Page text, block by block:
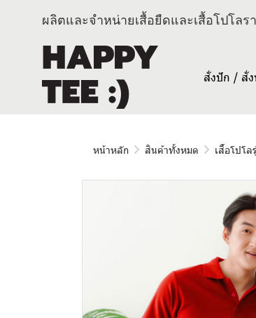
ผลิตและจำหน่ายเสื้อยืดและเสื้อโปโลร
สั่งปัก / สั่
หน้าหลัก สินค้าทั้งหมด เสื้อโปโล